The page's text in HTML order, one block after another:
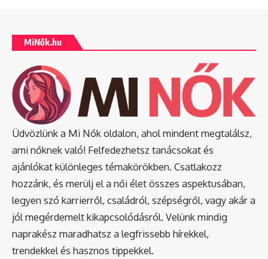
MiNők.hu
Üdvözlünk a Mi Nők oldalon, ahol mindent megtalálsz,
ami nőknek való! Felfedezhetsz tanácsokat és
ajánlókat különleges témakörökben. Csatlakozz
hozzánk, és merülj el a női élet összes aspektusában,
legyen szó karrierről, családról, szépségről, vagy akár a
jól megérdemelt kikapcsolódásról. Velünk mindig
naprakész maradhatsz a legfrissebb hírekkel,
trendekkel és hasznos tippekkel.